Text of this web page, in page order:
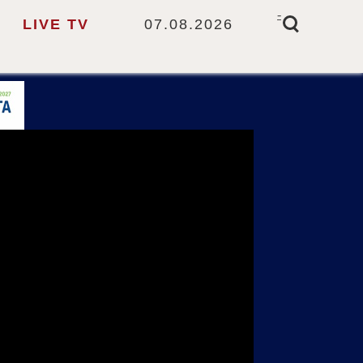
LIVE TV 07.08.2026
-